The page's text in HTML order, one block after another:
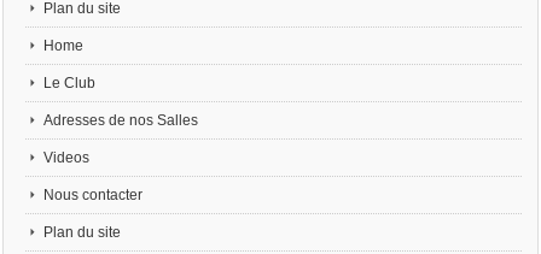
Plan du site
Home
Le Club
Adresses de nos Salles
Videos
Nous contacter
Plan du site